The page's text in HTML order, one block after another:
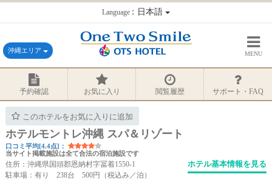
Language：日本語
沖縄エリア MENU
予約確認 お気に入り 閲覧履歴 サポート・FAQ
このホテルをお気に入りに追加
ホテルモントレ沖縄 スパ＆リゾート
口コミ平均[4.4点]：
当サイト掲載施設は全て合法の宿泊施設です
住所：沖縄県国頭郡恩納村字冨着1550-1
駐車場：有り 238台 500円（税込み／泊）
ホテル基本情報を見る